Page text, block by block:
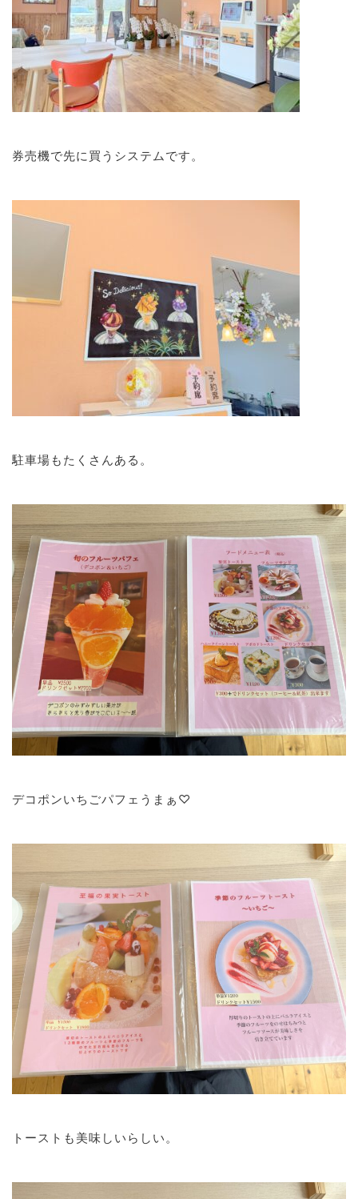
券売機で先に買うシステムです。
駐車場もたくさんある。
デコポンいちごパフェうまぁ♡
トーストも美味しいらしい。